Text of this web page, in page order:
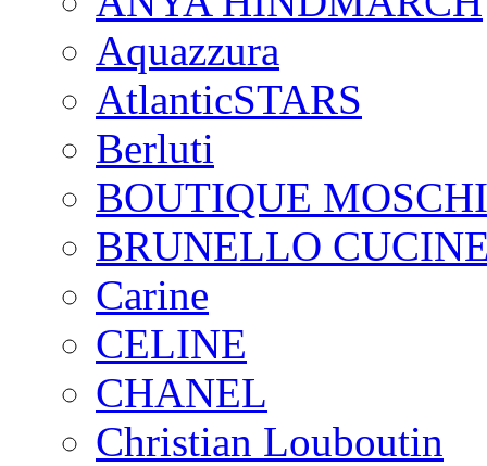
Aquazzura
AtlanticSTARS
Berluti
BOUTIQUE
BRUNELLO
Carine
CELINE
CHANEL
Christian Louboutin